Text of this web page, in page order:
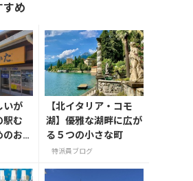
すめ
いが
駅む
のお
【北イタリア・コモ
湖】優雅な湖畔に広が
る５つの小さな町
特派員ブログ